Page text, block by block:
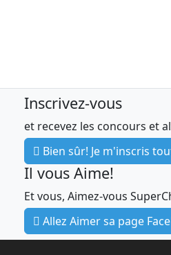
Inscrivez-vous
et recevez les concours et
Bien sûr! Je m'inscris
Il vous Aime!
Et vous, Aimez-vous
Allez Aimer sa page